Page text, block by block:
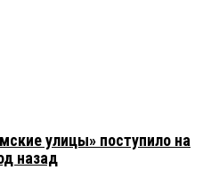
улицы» поступило на
назад